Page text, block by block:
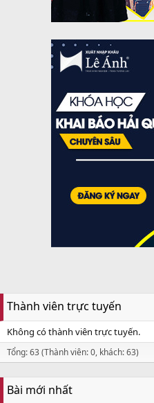
Thành viên trực tuyến
Không có thành viên trực tuyến.
Tổng: 63 (Thành viên: 0, khách: 63)
Bài mới nhất